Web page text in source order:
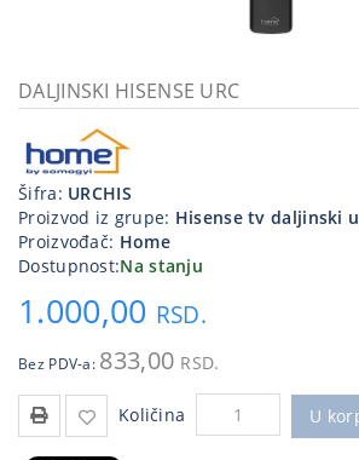
priključci
tehnika
Poslovna
oprema,računari
program
DALJINSKI HISENSE URC
Šifra: URCHIS
Proizvod iz grupe: Hisense tv daljinski
Proizvođač: Home
Dostupnost:Na stanju
1.000,00 RSD.
Bez PDV-a: 833,00 RSD.
Količina U